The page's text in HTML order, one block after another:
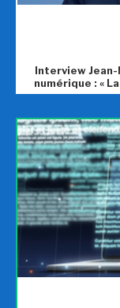
Interview
numérique : «